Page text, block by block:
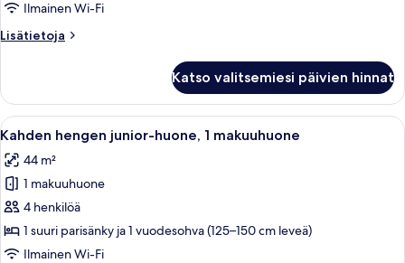
kuvat
Ilmainen Wi-Fi
Lisätietoja
Lisätietoja
junior-
huone
yhdelle
Katso valitsemiesi päivien hinnat
Avaa
kaikki
huonetyypin
Kahden
hengen
junior-
huone,
Ylelliset vuodevaatteet, minibaari,
6
Kahden hengen junior-huone, 1 makuuhuone
44 m²
1 makuuhuone
4 henkilöä
1 suuri parisänky ja 1 vuodesohva (125–150 cm leveä)
Ilmainen Wi-Fi